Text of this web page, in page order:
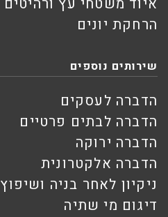
הרחקת יונים
שירותים נוספים
הדברה לעסקים
הדברה לבתים פרטיים
הדברה ירוקה
הדברה אלקטרונית
ניקיון לאחר בניה ושיפוץ
דיגום מי שתיה